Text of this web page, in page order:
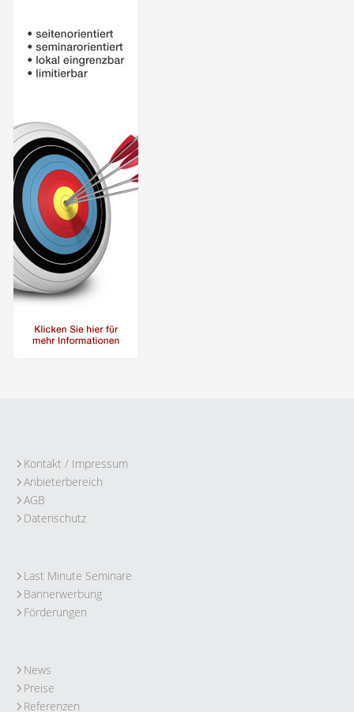
Kontakt / Impressum
Anbieterbereich
AGB
Datenschutz
Last Minute Seminare
Bannerwerbung
Förderungen
News
Preise
Referenzen